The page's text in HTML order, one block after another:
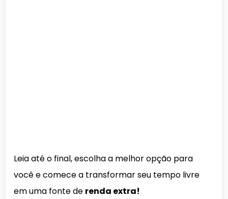
Leia até o final, escolha a melhor opção para
você e comece a transformar seu tempo livre
em uma fonte de renda extra!